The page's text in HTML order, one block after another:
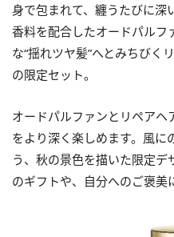
身で包まれて、纏うたびに深
香料を配合したオードパル
な“揺れツヤ髪”へとみちびく
の限定セット。
オードパルファンとリペアヘ
をより深く楽しめます。風に
う、秋の景色を描いた限定デ
のギフトや、自分へのご褒美